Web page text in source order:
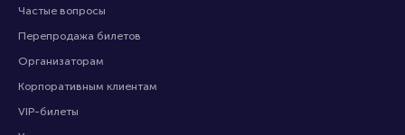
Частые вопросы
Перепродажа билетов
Организаторам
Корпоративным клиентам
VIP-билеты